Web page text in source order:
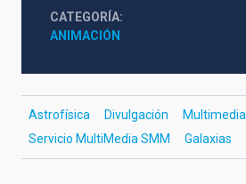
CATEGORÍA
ANIMACIÓN
Astrofísica Divulgación
Multimedia
Servicio MultiMedia SMM
Galaxias